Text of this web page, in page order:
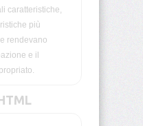
caratteristiche,
più
rendevano
e il